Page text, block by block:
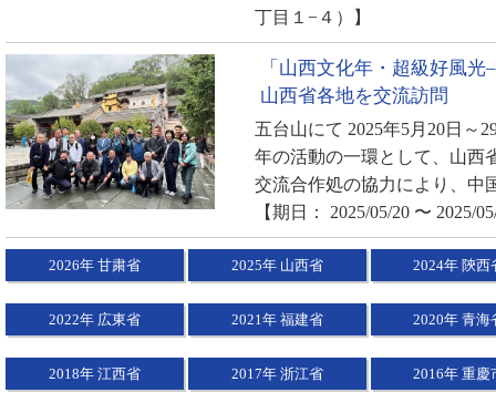
丁目１−４）】
「山西文化年・超級好風
山西省各地を交流訪問
五台山にて 2025年5月20日～
年の活動の一環として、山西
交流合作処の協力により、中
【期日： 2025/05/20 〜 2025/
2026年 甘粛省 2025年 山西省 2024年 陝西
2022年 広東省 2021年 福建省 2020年 青海
2018年 江西省 2017年 浙江省 2016年 重慶